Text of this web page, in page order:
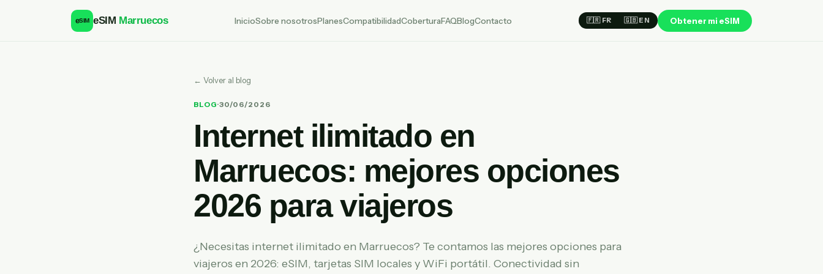
eSIM eSIM Marruecos InicioSobre nosotrosPlanesCompatibilidadCoberturaFAQBlogContacto 🇫🇷 FR 🇬🇧 EN Obtener mi eSIM
← Volver al blog
BLOG·30/06/2026
Internet ilimitado en
Marruecos: mejores opciones
2026 para viajeros
¿Necesitas internet ilimitado en Marruecos? Te contamos las mejores opciones para
viajeros en 2026: eSIM, tarjetas SIM locales y WiFi portátil. Conectividad sin